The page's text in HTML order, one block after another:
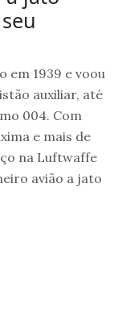
em 1939 e voou
auxiliar, até
004. Com
e mais de
na Luftwaffe
avião a jato